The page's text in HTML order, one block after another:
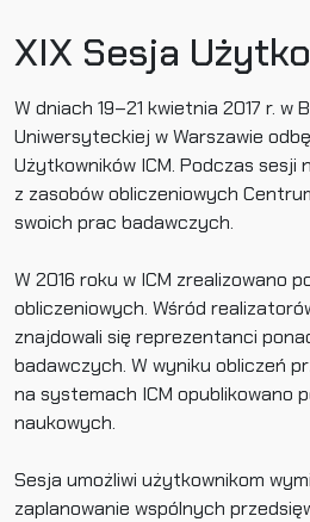
XIX Sesja
W dniach 19–21 kwietnia 2017 r. w
Uniwersyteckiej w Warszawie
Użytkowników ICM. Podczas
z zasobów obliczeniowych
swoich prac badawczych.
W 2016 roku w ICM zrealizowano
obliczeniowych. Wśród
znajdowali się reprezentanci
badawczych. W wyniku obliczeń
na systemach ICM opublikowano
naukowych.
Sesja umożliwi użytkownikom
zaplanowanie wspólnych